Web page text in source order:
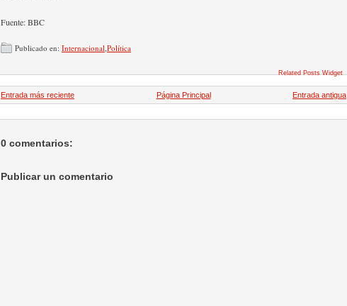
Fuente: BBC
Publicado en: Internacional Política
Related Posts Widget
Entrada más reciente Entrada antigua
Página Principal
0 comentarios:
Publicar un comentario